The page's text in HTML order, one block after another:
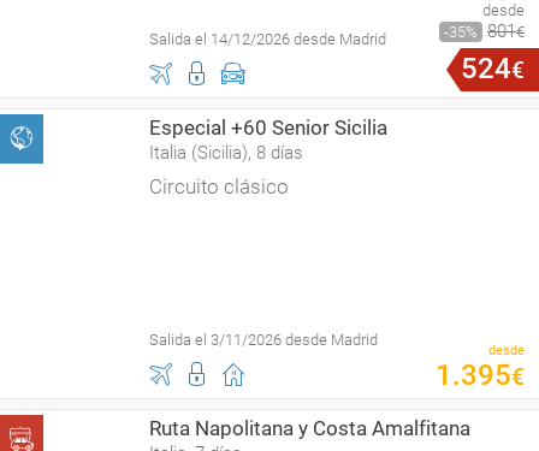
Salida el 14/12/2026 desde Madrid
desde
35
801€
524€
Especial +60 Senior Sicilia
Italia (Sicilia), 8 días
Circuito clásico
Salida el 3/11/2026 desde Madrid
desde
1 .395€
Ruta Napolitana y Costa Amalfitana